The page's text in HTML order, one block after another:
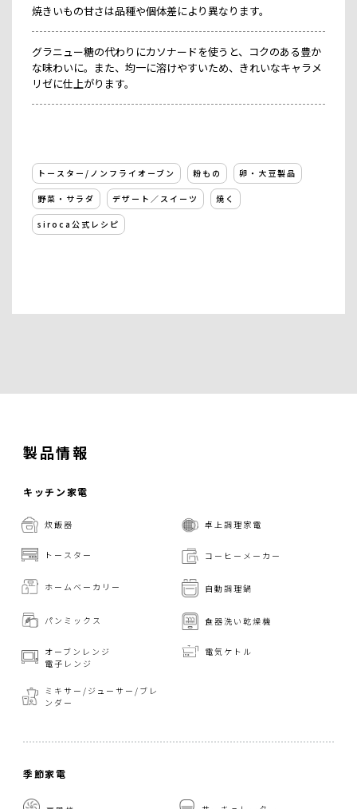
焼きいもの甘さは品種や個体差により異なります。
グラニュー糖の代わりにカソナードを使うと、コクのある豊か
な味わいに。また、均一に溶けやすいため、きれいなキャラメ
リゼに仕上がります。
トースター/ノンフライオーブン 粉もの 卵・大豆製品
野菜・サラダ デザート／スイーツ 焼く
siroca公式レシピ
製品情報
キッチン家電
炊飯器 卓上調理家電
トースター コーヒーメーカー
ホームベーカリー 自動調理鍋
パンミックス 食器洗い乾燥機
オーブンレンジ
電子レンジ
電気ケトル
ミキサー/ジューサー/ ブレ
ンダー
季節家電